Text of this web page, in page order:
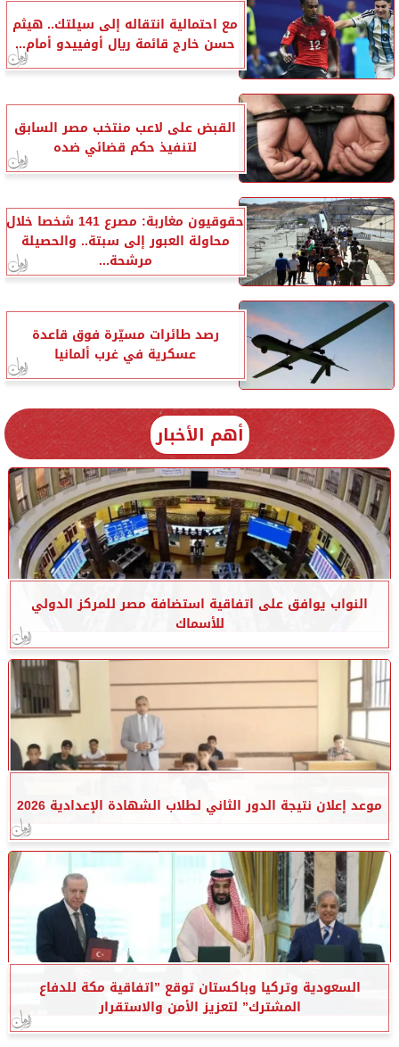
مع احتمالية انتقاله إلى سيلتك.. هيثم
حسن خارج قائمة ريال أوفييدو أمام...
القبض على لاعب منتخب مصر السابق
لتنفيذ حكم قضائي ضده
حقوقيون مغاربة: مصرع 141 شخصا خلال
محاولة العبور إلى سبتة.. والحصيلة
مرشحة...
رصد طائرات مسيّرة فوق قاعدة
عسكرية في غرب ألمانيا
أهم الأخبار
النواب يوافق على اتفاقية استضافة مصر للمركز الدولي
للأسماك
موعد إعلان نتيجة الدور الثاني لطلاب الشهادة الإعدادية 2026
السعودية وتركيا وباكستان توقع ”اتفاقية مكة للدفاع
المشترك” لتعزيز الأمن والاستقرار